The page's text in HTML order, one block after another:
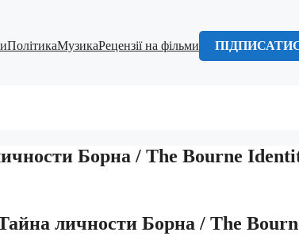
ПолітикаМузикаРецензії на фільми
Борна / The Bourne
личности Борна / The